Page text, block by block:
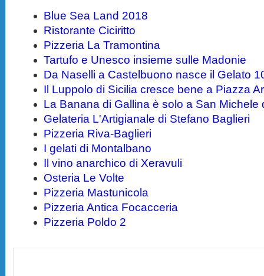
Blue Sea Land 2018
Ristorante Ciciritto
Pizzeria La Tramontina
Tartufo e Unesco insieme sulle Madonie
Da Naselli a Castelbuono nasce il Gelato
Il Luppolo di Sicilia cresce bene a Piazza
La Banana di Gallina è solo a San Michele
Gelateria L'Artigianale di Stefano Baglieri
Pizzeria Riva-Baglieri
I gelati di Montalbano
Il vino anarchico di Xeravuli
Osteria Le Volte
Pizzeria Mastunicola
Pizzeria Antica Focacceria
Pizzeria Poldo 2